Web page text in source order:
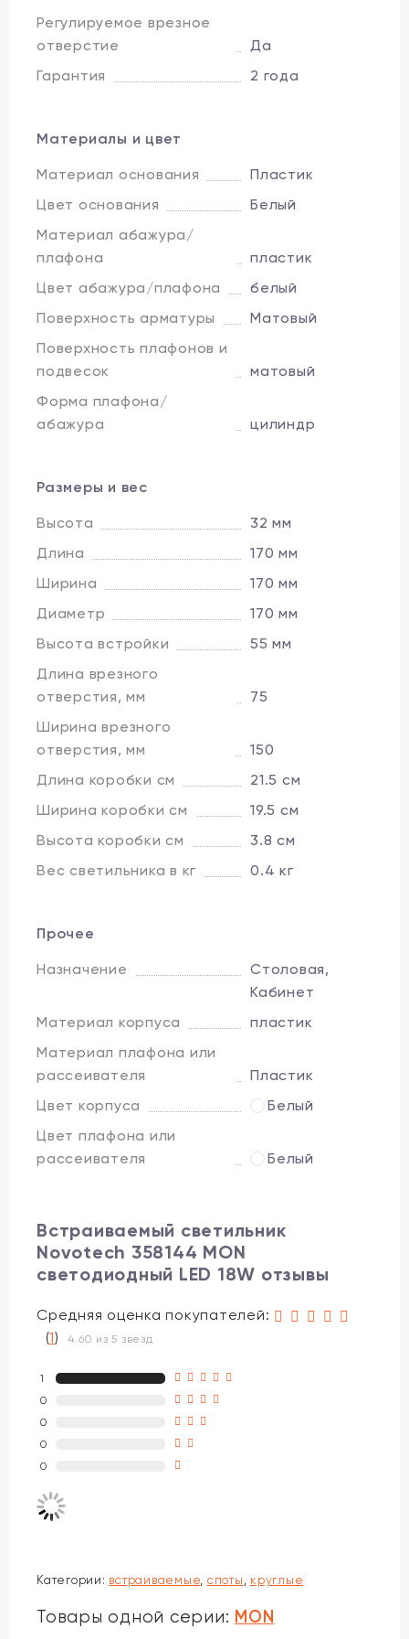
Регулируемое врезное
отверстие
Да
Гарантия
2 года
Материалы и цвет
Материал основания
Пластик
Цвет основания
Белый
Материал абажура/
плафона
пластик
Цвет абажура/плафона
белый
Поверхность арматуры
Матовый
Поверхность плафонов и
подвесок
матовый
Форма плафона/
абажура
цилиндр
Размеры и вес
Высота
32 мм
Длина
170 мм
Ширина
170 мм
Диаметр
170 мм
Высота встройки
55 мм
Длина врезного
отверстия, мм
75
Ширина врезного
отверстия, мм
150
Длина коробки см
21.5 см
Ширина коробки см
19.5 см
Высота коробки см
3.8 см
Вес светильника в кг
0.4 кг
Прочее
Назначение
Столовая,
Кабинет
Материал корпуса
пластик
Материал плафона или
рассеивателя
Пластик
Цвет корпуса
Белый
Цвет плафона или
рассеивателя
Белый
Встраиваемый светильник
Novotech 358144 MON
светодиодный LED 18W отзывы
Средняя оценка покупателей:
(1)4.60 из 5 звезд
1
0
0
0
0
Категории: встраиваемые споты круглые
Товары одной серии: MON